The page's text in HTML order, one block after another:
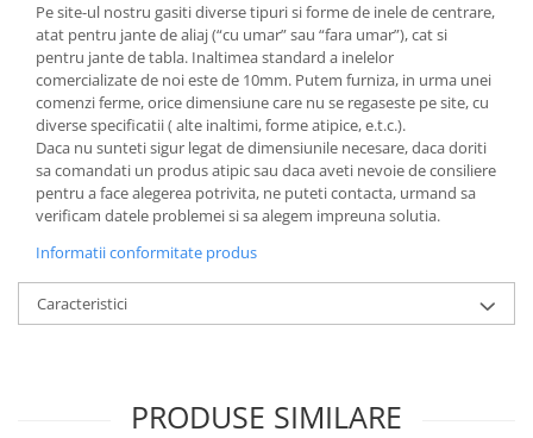
Pe site-ul nostru gasiti diverse tipuri si forme de inele de centrare,
atat pentru jante de aliaj (“cu umar” sau “fara umar”), cat si
pentru jante de tabla. Inaltimea standard a inelelor
comercializate de noi este de 10mm. Putem furniza, in urma unei
comenzi ferme, orice dimensiune care nu se regaseste pe site, cu
diverse specificatii ( alte inaltimi, forme atipice, e.t.c.).
Daca nu sunteti sigur legat de dimensiunile necesare, daca doriti
sa comandati un produs atipic sau daca aveti nevoie de consiliere
pentru a face alegerea potrivita, ne puteti contacta, urmand sa
verificam datele problemei si sa alegem impreuna solutia.
Informatii conformitate produs
Caracteristici
PRODUSE SIMILARE